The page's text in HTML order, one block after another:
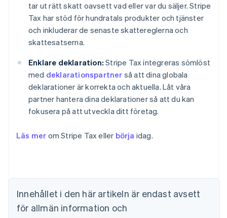
tar ut rätt skatt oavsett vad eller var du säljer. Stripe
Tax har stöd för hundratals produkter och tjänster
och inkluderar de senaste skattereglerna och
skattesatserna.
Enklare deklaration: Stripe Tax integreras sömlöst
med deklarationspartner så att dina globala
deklarationer är korrekta och aktuella. Låt våra
partner hantera dina deklarationer så att du kan
fokusera på att utveckla ditt företag.
Läs mer om Stripe Tax eller börja idag.
Innehållet i den här artikeln är endast avsett
för allmän information och
Brasilien
Bulgarien